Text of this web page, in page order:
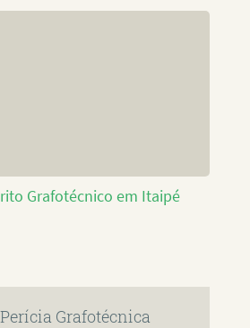
Grafotécnico em Itaipé
Grafotécnica